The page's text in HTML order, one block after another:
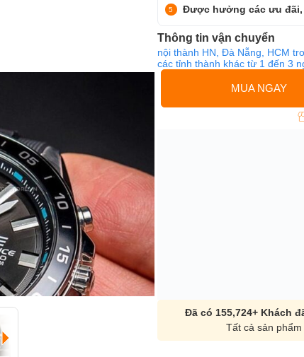
Được hưởng các ưu đãi,
Thông tin vận chuyển
nội thành HN, Đà Nẵng, HCM
các tỉnh thành khác từ 1 đến 3
MUA NGAY
Đã có 155,724+ Khách
Tất cả sản